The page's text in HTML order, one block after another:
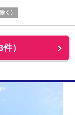
く）
）